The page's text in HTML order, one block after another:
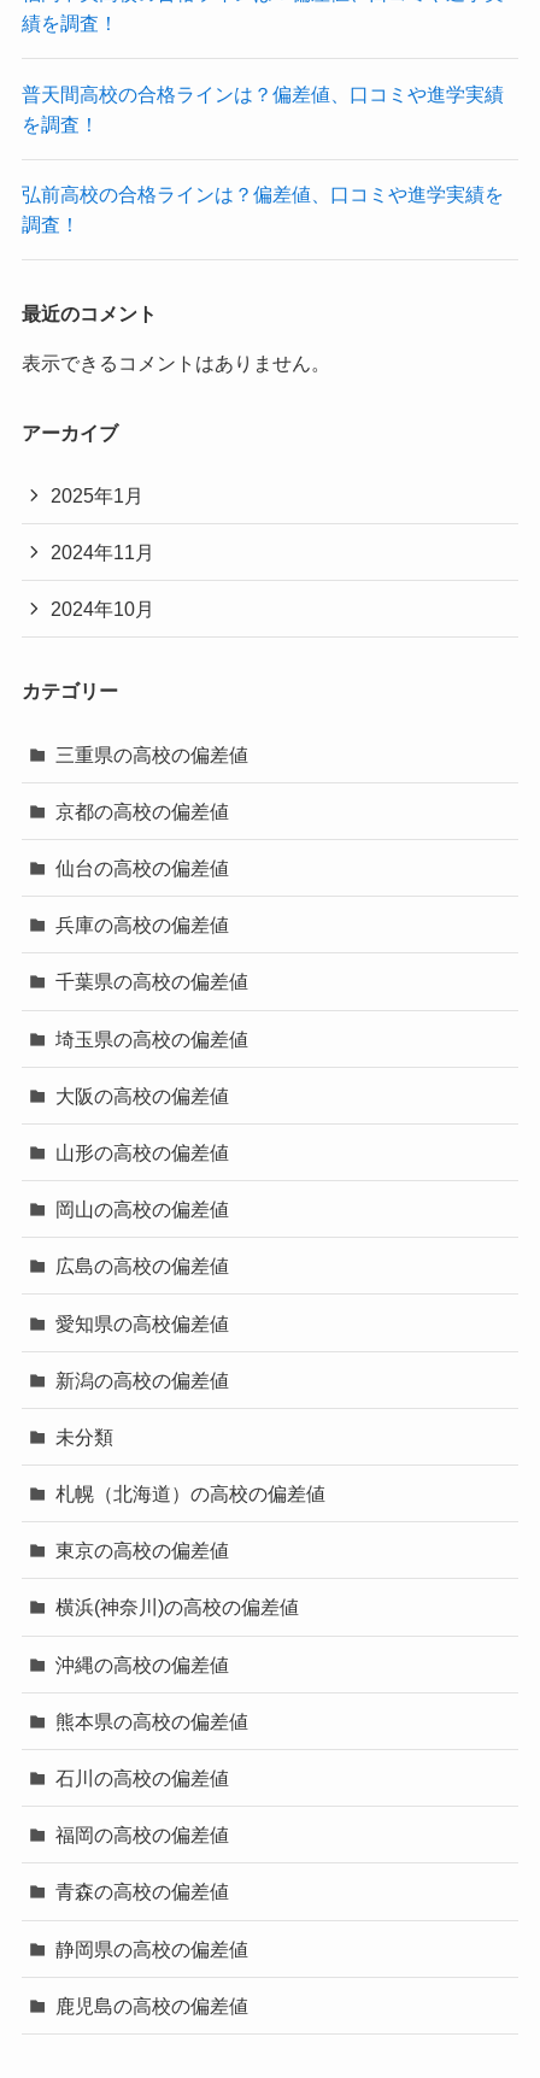
績を調査！
普天間高校の合格ラインは？偏差値、口コミや進学実績
を調査！
弘前高校の合格ラインは？偏差値、口コミや進学実績を
調査！
最近のコメント
表示できるコメントはありません。
アーカイブ
2025年1月
2024年11月
2024年10月
カテゴリー
三重県の高校の偏差値
京都の高校の偏差値
仙台の高校の偏差値
兵庫の高校の偏差値
千葉県の高校の偏差値
埼玉県の高校の偏差値
大阪の高校の偏差値
山形の高校の偏差値
岡山の高校の偏差値
広島の高校の偏差値
愛知県の高校偏差値
新潟の高校の偏差値
未分類
札幌（北海道）の高校の偏差値
東京の高校の偏差値
横浜(神奈川)の高校の偏差値
沖縄の高校の偏差値
熊本県の高校の偏差値
石川の高校の偏差値
福岡の高校の偏差値
青森の高校の偏差値
静岡県の高校の偏差値
鹿児島の高校の偏差値